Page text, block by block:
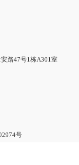
路47号1栋A301室
号